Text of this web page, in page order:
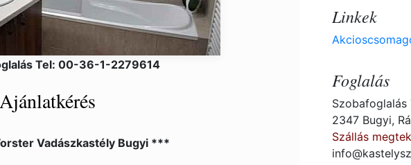
Tel: 00-36-1-2279614
Ajánlatkérés
Vadászkastély Bugyi ***
Linkek
Foglalás
Szobafoglalás
2347 Bugyi,
Szállás